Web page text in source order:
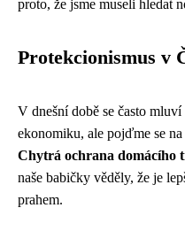
proto, že jsme museli hledat
Protekcionismus v
V dnešní době se často
ekonomiku, ale pojďme se
Chytrá ochrana domácího
naše babičky věděly, že je
prahem.